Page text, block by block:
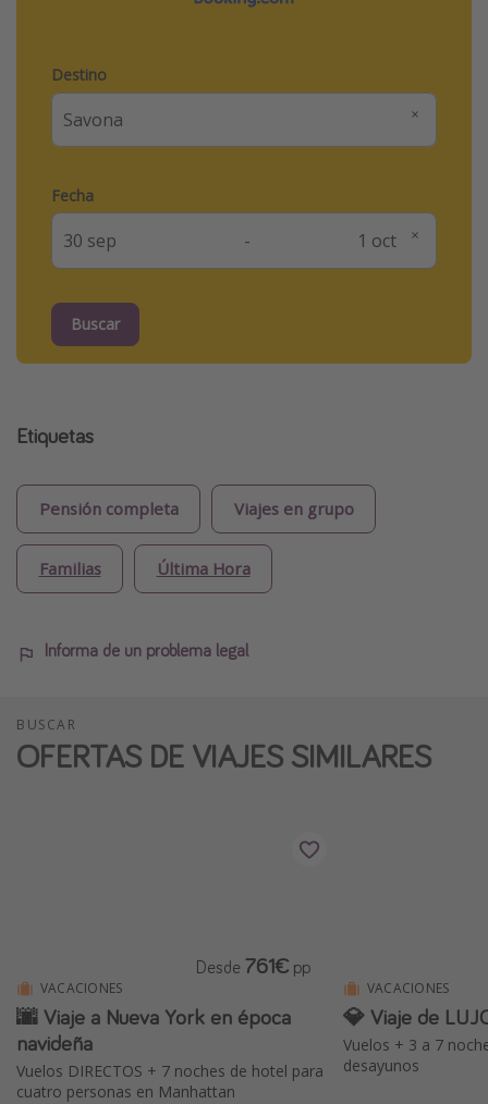
Destino
Fecha
-
Buscar
Etiquetas
Pensión completa Viajes en grupo
Familias Última Hora
Informa de un problema legal
BUSCAR
OFERTAS DE VIAJES SIMILARES
VACACIONES
🌆 Viaje a Nueva York en época
navideña
Vuelos DIRECTOS + 7 noches de hotel para
cuatro personas en Manhattan
Desde 761€ pp
VACACIONES
💎 Viaje de
Vuelos + 3 a 7
desayunos